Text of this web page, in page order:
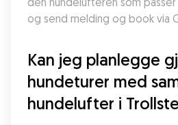
og send melding og book via
Kan jeg planlegge
hundeturer med
hundelufter i